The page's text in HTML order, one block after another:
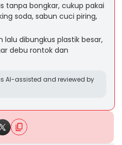
tanpa bongkar, cukup pakai
soda, sabun cuci piring,
lalu dibungkus plastik besar,
debu rontok dan
AI-assisted and reviewed by